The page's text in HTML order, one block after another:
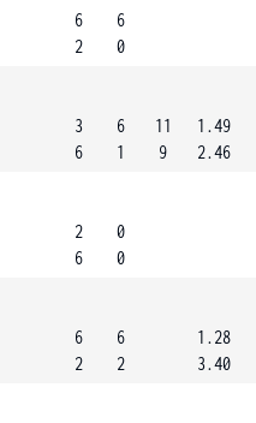
6
2
6
0
3
6
6
1
11
9
1.49
2.46
2
6
0
0
6
2
6
2
1.28
3.40